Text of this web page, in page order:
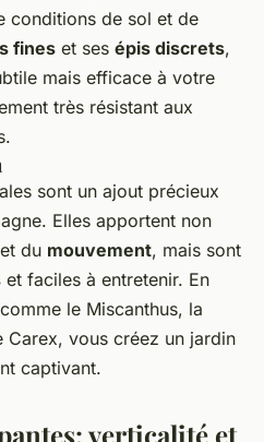
conditions de sol et de
fines et ses épis discrets,
mais efficace à votre
très résistant aux
sont un ajout précieux
Elles apportent non
et du mouvement, mais sont
et faciles à entretenir. En
le Miscanthus, la
Carex, vous créez un jardin
captivant.
verticalité et